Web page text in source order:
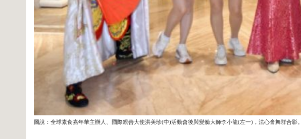
圖說：全球素食嘉年華主辦人、國際親善大使洪美珍(中)活動會後與變臉大師李小龍(左一)，法心會舞群合影。